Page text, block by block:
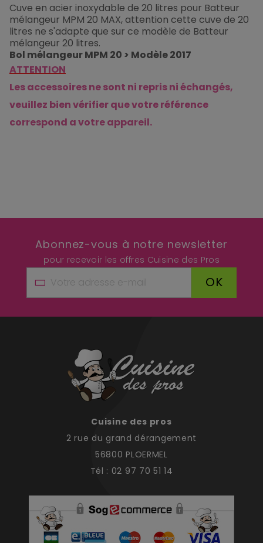
Cuve en acier inoxydable de 20 litres pour Batteur
mélangeur MPM 20 MAX, attention cette cuve de 20
litres ne s'adapte que sur ce modèle de Batteur
mélangeur 20 litres.
Bol mélangeur MPM 20 > Modèle 2017
ATTENTION
Les accessoires ne sont ni repris ni échangés,
veuillez bien vérifier que votre référence
correspond a votre appareil.
Abonnez-vous à notre newsletter
pour recevoir les offres Cuisine des Pros
OK
Cuisine des pros
2 rue du grand dérangement
56800 PLOERMEL
Tél : 02 97 70 51 14